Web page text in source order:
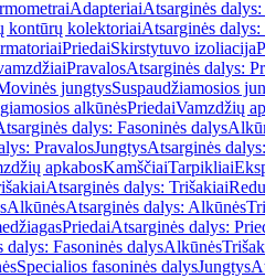
AdapteriaiAtsarginės
kontūrų kolektoriaiAtsarginės
PriedaiSkirstytuvo izoliacija
PravalosAtsarginės dalys:
jungtysSuspaudžiamosios
alkūnėsPriedaiVamzdžių
dalys: Fasoninės dalys
PravalosJungtysAtsarginės
apkabosKamščiaiTarpikliai
Atsarginės dalys: Trišakiai
AlkūnėsAtsarginės dalys: Alkūnės
PriedaiAtsarginės dalys:
dalys: Fasoninės dalysAlkūnės
Specialios fasoninės dalysJungtys